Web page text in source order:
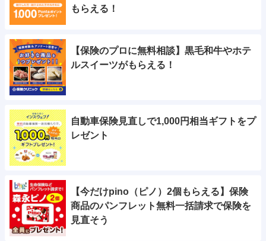
もらえる！
【保険のプロに無料相談】黒毛和牛やホテ
ルスイーツがもらえる！
自動車保険見直しで1,000円相当ギフトをプ
レゼント
【今だけpino（ピノ）2個もらえる】保険
商品のパンフレット無料一括請求で保険を
見直そう